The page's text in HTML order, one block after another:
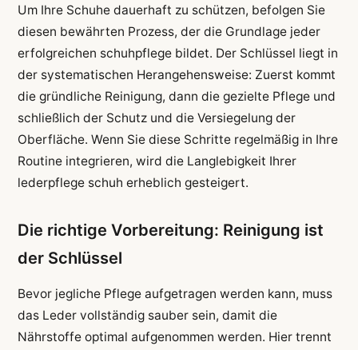
Um Ihre Schuhe dauerhaft zu schützen, befolgen Sie
diesen bewährten Prozess, der die Grundlage jeder
erfolgreichen schuhpflege bildet. Der Schlüssel liegt in
der systematischen Herangehensweise: Zuerst kommt
die gründliche Reinigung, dann die gezielte Pflege und
schließlich der Schutz und die Versiegelung der
Oberfläche. Wenn Sie diese Schritte regelmäßig in Ihre
Routine integrieren, wird die Langlebigkeit Ihrer
lederpflege schuh erheblich gesteigert.
Die richtige Vorbereitung: Reinigung ist
der Schlüssel
Bevor jegliche Pflege aufgetragen werden kann, muss
das Leder vollständig sauber sein, damit die
Nährstoffe optimal aufgenommen werden. Hier trennt